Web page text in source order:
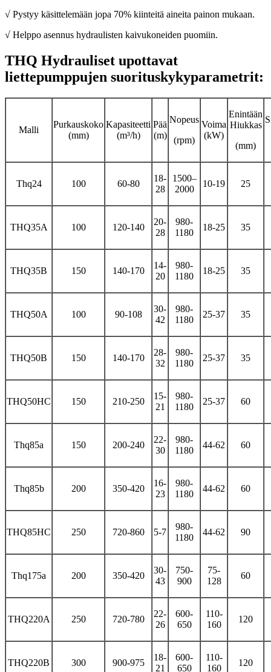
√ Pystyy käsittelemään jopa 70% kiinteitä aineita painon mukaan.
√ Helppo asennus hydraulisten kaivukoneiden puomiin.
THQ Hydrauliset upottavat
liettepumppujen suorituskykyparametrit:
Malli
Purkauskoko
(mm)
Kapasiteetti
(m³/h)
Pää
(m)
Nopeus
(rpm)
Voima
(kW)
Enintään
Hiukkas
(mm)
Thq24 100 60-80
18-
28
1500–
2000
10-19 25
THQ35A 100 120-140
20-
28
980-
1180
18-25 35
THQ35B 150 140-170
14-
20
980-
1180
18-25 35
THQ50A 100 90-108
30-
42
980-
1180
25-37 35
THQ50B 150 140-170
28-
32
980-
1180
25-37 35
THQ50HC 150 210-250
15-
21
980-
1180
25-37 60
Thq85a 150 200-240
22-
30
980-
1180
44-62 60
Thq85b 200 350-420
16-
23
980-
1180
44-62 60
THQ85HC 250 720-860 5-7
980-
1180
44-62 90
Thq175a 200 350-420
30-
43
750-
900
75-
128
60
THQ220A 250 720-780
22-
26
600-
650
110-
160
120
THQ220B 300 900-975
18-
21
600-
650
110-
160
120